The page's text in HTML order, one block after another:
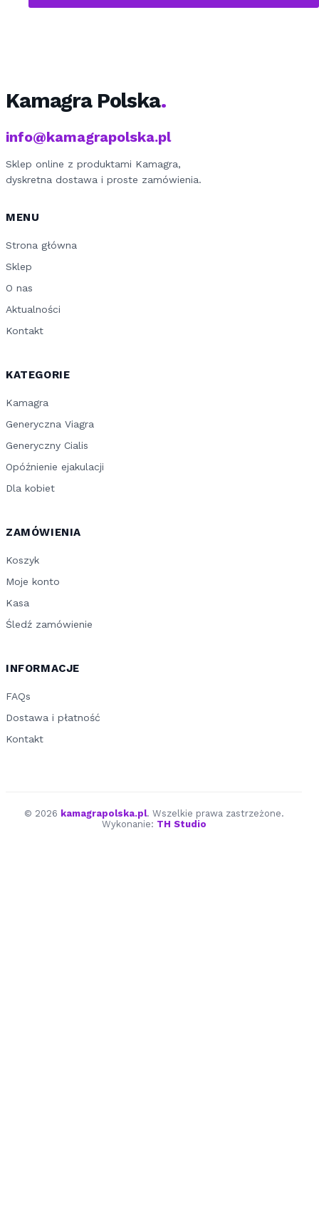
Kamagra Polska
info@kamagrapolska.pl
Sklep online z produktami Kamagra,
dyskretna dostawa i proste zamówienia.
MENU
Strona główna
Sklep
O nas
Aktualności
Kontakt
KATEGORIE
Kamagra
Generyczna Viagra
Generyczny Cialis
Opóźnienie ejakulacji
Dla kobiet
ZAMÓWIENIA
Koszyk
Moje konto
Kasa
Śledź zamówienie
INFORMACJE
FAQs
Dostawa i płatność
Kontakt
© 2026 kamagrapolska.pl. Wszelkie prawa zastrzeżone.
Wykonanie: TH Studio